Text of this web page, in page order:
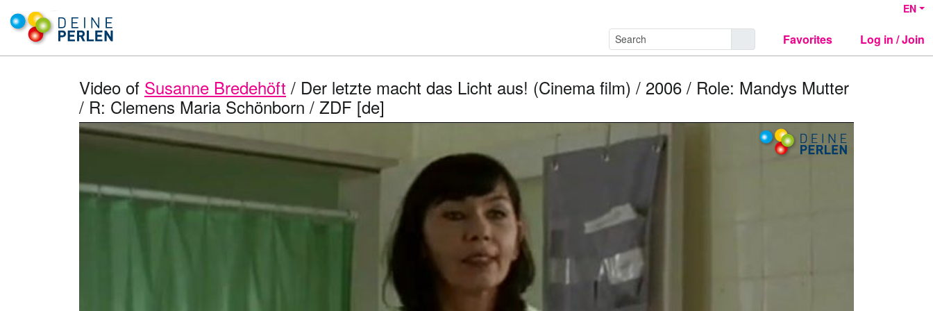
EN
Favorites Log in / Join
Video of Susanne Bredehöft / Der letzte macht das Licht aus! (Cinema film) / 2006 / Role: Mandys Mutter
/ R: Clemens Maria Schönborn / ZDF [de]